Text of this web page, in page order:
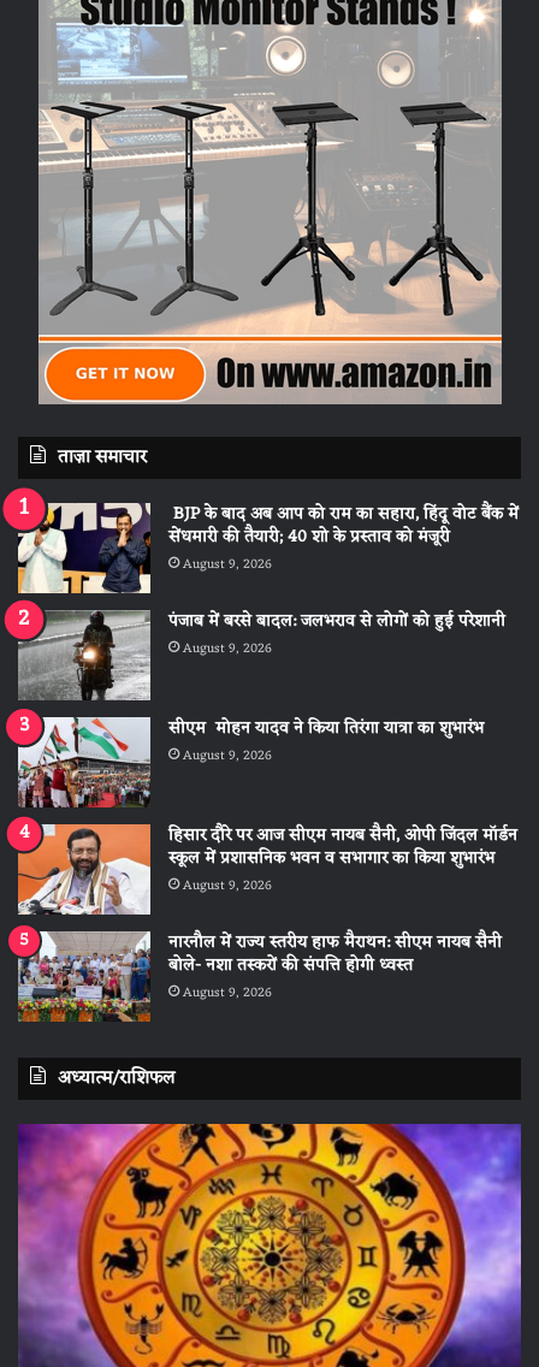
ताज़ा समाचार
BJP के बाद अब आप को राम का सहारा, हिंदू वोट बैंक में
सेंधमारी की तैयारी; 40 शो के प्रस्ताव को मंजूरी
August 9, 2026
पंजाब में बरसे बादल: जलभराव से लोगों को हुई परेशानी
August 9, 2026
सीएम मोहन यादव ने किया तिरंगा यात्रा का शुभारंभ
August 9, 2026
हिसार दौरे पर आज सीएम नायब सैनी, ओपी जिंदल मॉर्डन
स्कूल में प्रशासनिक भवन व सभागार का किया शुभारंभ
August 9, 2026
नारनौल में राज्य स्तरीय हाफ मैराथन: सीएम नायब सैनी
बोले- नशा तस्करों की संपत्ति होगी ध्वस्त
August 9, 2026
अध्यात्म/राशिफल